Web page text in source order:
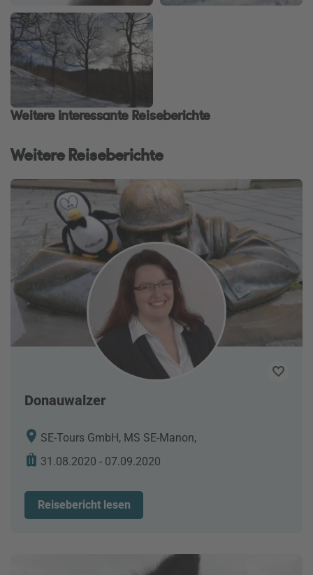
Weitere interessante Reiseberichte
Weitere Reiseberichte
Donauwalzer
SE-Tours GmbH, MS SE-Manon,
31.08.2020 - 07.09.2020
Reisebericht lesen